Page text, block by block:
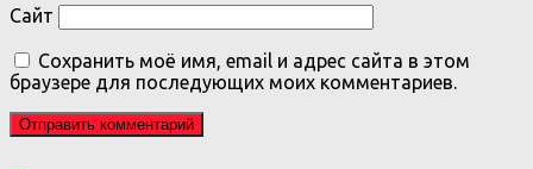
Сайт
Сохранить моё имя, email и адрес сайта в этом
браузере для последующих моих комментариев.